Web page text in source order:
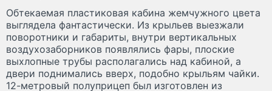
Обтекаемая пластиковая кабина жемчужного цвета
выглядела фантастически. Из крыльев выезжали
поворотники и габариты, внутри вертикальных
воздухозаборников появлялись фары, плоские
выхлопные трубы располагались над кабиной, а
двери поднимались вверх, подобно крыльям чайки.
12-метровый полуприцеп был изготовлен из